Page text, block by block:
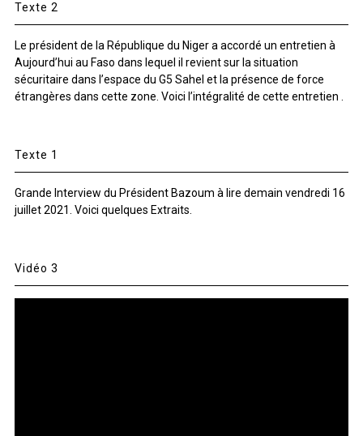
Texte 2
Le président de la République du Niger a accordé un entretien à
Aujourd’hui au Faso dans lequel il revient sur la situation
sécuritaire dans l’espace du G5 Sahel et la présence de force
étrangères dans cette zone. Voici l’intégralité de cette entretien .
Texte 1
Grande Interview du Président Bazoum à lire demain vendredi 16
juillet 2021. Voici quelques Extraits.
Vidéo 3